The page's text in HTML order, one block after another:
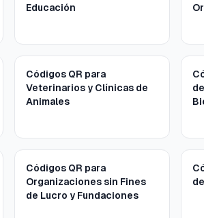
Educación
Códigos QR para
Veterinarios y Clínicas de
Animales
Códigos QR para
Organizaciones sin Fines
de Lucro y Fundaciones